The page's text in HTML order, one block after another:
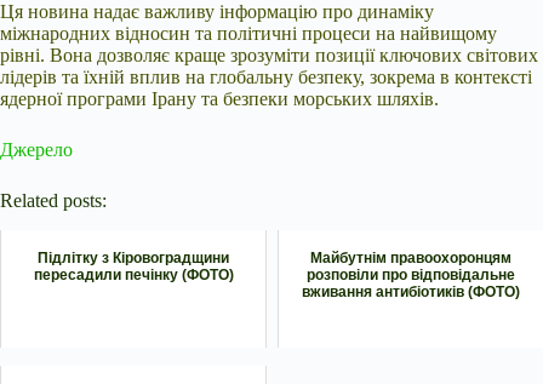
Ця новина надає важливу інформацію про динаміку
міжнародних відносин та політичні процеси на найвищому
рівні. Вона дозволяє краще зрозуміти позиції ключових світових
лідерів та їхній вплив на глобальну безпеку, зокрема в контексті
ядерної програми Ірану та безпеки морських шляхів.
Джерело
Related posts:
Підлітку з Кіровоградщини
пересадили печінку (ФОТО)
Майбутнім правоохоронцям
розповіли про відповідальне
вживання антибіотиків (ФОТО)